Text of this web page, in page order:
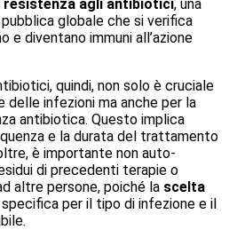
resistenza agli antibiotici, una
globale che si verifica
e diventano immuni all’azione
quindi, non solo è cruciale
infezioni ma anche per la
antibiotica. Questo implica
e la durata del trattamento
è importante non auto-
di precedenti terapie o
altre persone, poiché la scelta
per il tipo di infezione e il